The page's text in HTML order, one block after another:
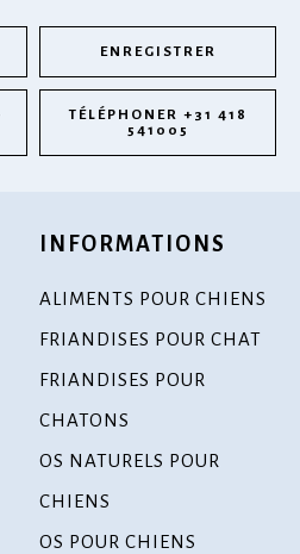
ENREGISTRER
TÉLÉPHONER +31 418
541005
INFORMATIONS
ALIMENTS POUR CHIENS
FRIANDISES POUR CHAT
FRIANDISES POUR
CHATONS
OS NATURELS POUR
CHIENS
OS POUR CHIENS